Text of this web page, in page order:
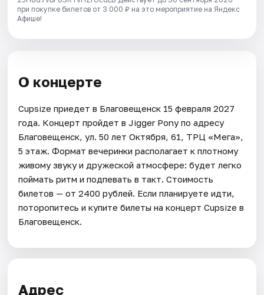
при покупке билетов от 3 000 ₽ на это мероприятие на Яндекс
Афише!
О концерте
Cupsize приедет в Благовещенск 15 февраля 2027
года. Концерт пройдет в Jigger Pony по адресу
Благовещенск, ул. 50 лет Октября, 61, ТРЦ «Мега»,
5 этаж. Формат вечеринки располагает к плотному
живому звуку и дружеской атмосфере: будет легко
поймать ритм и подпевать в такт. Стоимость
билетов — от 2400 рублей. Если планируете идти,
поторопитесь и купите билеты на концерт Cupsize в
Благовещенск.
Адрес